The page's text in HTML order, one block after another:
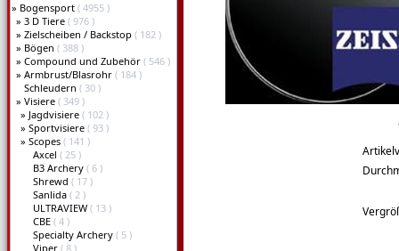
» Bogensport ( 4955 )
» 3 D Tiere ( 976 )
» Zielscheiben / Backstop ( 182 )
» Bögen ( 388 )
» Compound und Zubehör ( 546 )
» Armbrust/Blasrohr ( 184 )
Schleudern ( 30 )
» Visiere ( 349 )
» Jagdvisiere ( 102 )
» Sportvisiere ( 93 )
» Scopes ( 141 )
Axcel ( 25 )
B3 Archery ( 6 )
Shrewd ( 17 )
Sanlida ( 2 )
ULTRAVIEW ( 13 )
CBE ( 4 )
Specialty Archery ( 5 )
Viper ( 8 )